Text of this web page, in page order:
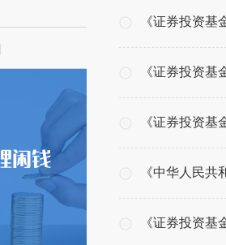
《证券投资
《证券投资
《证券投资
《中华人民
《证券投资基